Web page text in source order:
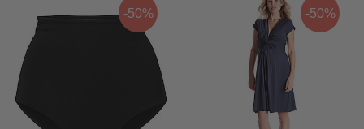
-50% -50%